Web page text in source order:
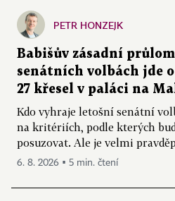
PETR HONZEJK
Babišův zásadní
senátních volbách jde
27 křesel v paláci na
Kdo vyhraje letošní senátní
na kritériích, podle kterých
posuzovat. Ale je velmi
6. 8. 2026 ▪ 5 min. čtení